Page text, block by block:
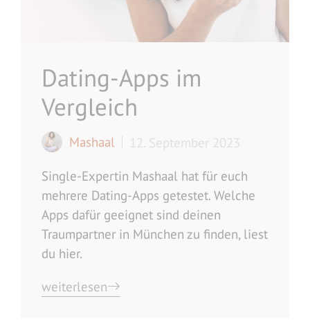
Dating-Apps im
Vergleich
Mashaal
12. September 2023
Single-Expertin Mashaal hat für euch
mehrere Dating-Apps getestet. Welche
Apps dafür geeignet sind deinen
Traumpartner in München zu finden, liest
du hier.
weiterlesen